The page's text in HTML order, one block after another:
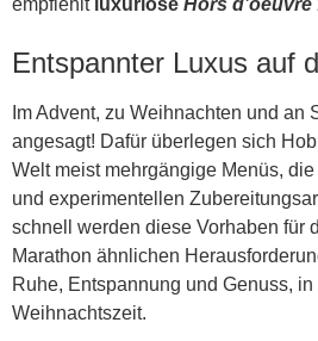
empfiehlt luxuriöse Hors d’oeuvre
Entspannter Luxus auf
Im Advent, zu Weihnachten und an
angesagt! Dafür überlegen sich
Welt meist mehrgängige Menüs,
und experimentellen
schnell werden diese Vorhaben für
Marathon ähnlichen
Ruhe, Entspannung und Genuss,
Weihnachtszeit.